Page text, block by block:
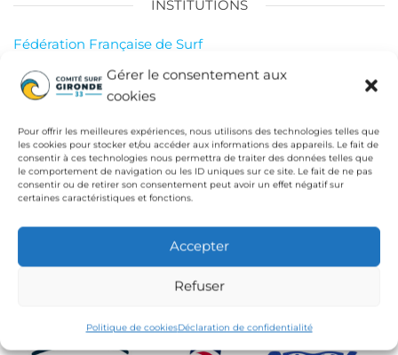
Gérer le consentement aux
cookies
Pour offrir les meilleures expériences, nous utilisons des technologies telles que
les cookies pour stocker et/ou accéder aux informations des appareils. Le fait de
consentir à ces technologies nous permettra de traiter des données telles que
le comportement de navigation ou les ID uniques sur ce site. Le fait de ne pas
consentir ou de retirer son consentement peut avoir un effet négatif sur
certaines caractéristiques et fonctions.
Accepter
Refuser
Politique de cookiesDéclaration de confidentialité
INSTITUTIONS
Fédération Française de Surf
Conseil Départemental de la Gironde
Ligue de Surf de Nouvelle Aquitaine
CdC Médoc Atlantique